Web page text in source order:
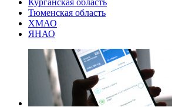
Курганская область
Тюменская область
ХМАО
ЯНАО